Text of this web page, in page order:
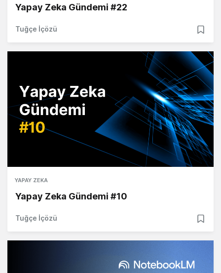
Yapay Zeka Gündemi #22
Tuğçe İçözü
YAPAY ZEKA
Yapay Zeka Gündemi #10
Tuğçe İçözü